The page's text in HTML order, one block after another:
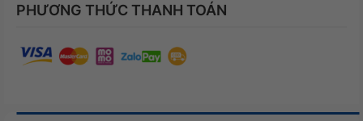
PHƯƠNG THỨC THANH TOÁN